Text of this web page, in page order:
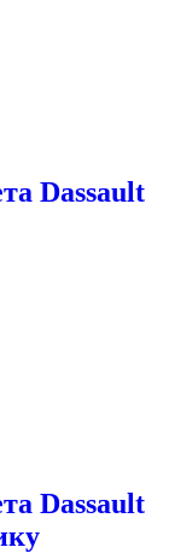
Dassault
Dassault